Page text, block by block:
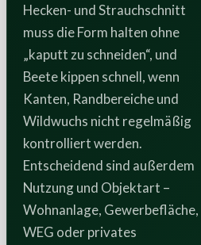
Hecken- und Strauchschnitt
muss die Form halten ohne
„kaputt zu schneiden“, und
Beete kippen schnell, wenn
Kanten, Randbereiche und
Wildwuchs nicht regelmäßig
kontrolliert werden.
Entscheidend sind außerdem
Nutzung und Objektart –
Wohnanlage, Gewerbefläche,
WEG oder privates